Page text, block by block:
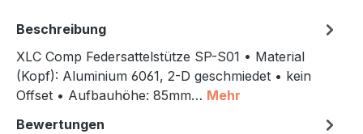
Beschreibung
XLC Comp Federsattelstütze SP-S01 • Material
(Kopf): Aluminium 6061, 2-D geschmiedet • kein
Offset • Aufbauhöhe: 85mm… Mehr
Bewertungen